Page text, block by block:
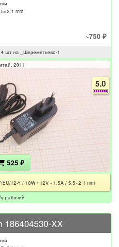
mm
~750 ₽
4 шт на _Шереметьево-1
2011
5.0
525 ₽
12-Y / 18W / 12V - 1.5A / 5.5×2.1 mm
рабочий
186404530-XX